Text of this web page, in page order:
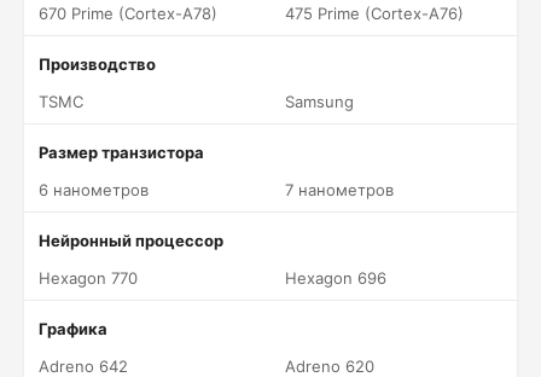
670 Prime (Cortex-A78)
475 Prime (Cortex-A76)
Производство
TSMC
Samsung
Размер транзистора
6 нанометров
7 нанометров
Нейронный процессор
Hexagon 770
Hexagon 696
Графика
Adreno 642
Adreno 620